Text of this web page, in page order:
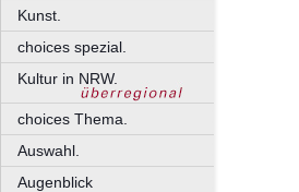
Kunst.
choices spezial.
Kultur in NRW.
choices Thema.
Auswahl.
Augenblick